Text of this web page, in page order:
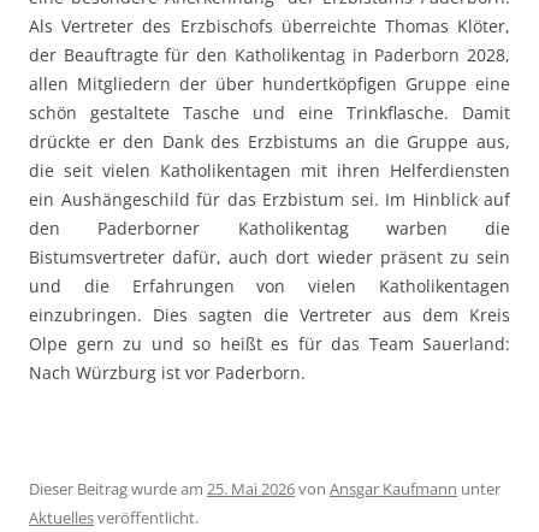
Als Vertreter des Erzbischofs überreichte Thomas Klöter,
der Beauftragte für den Katholikentag in Paderborn 2028,
allen Mitgliedern der über hundertköpfigen Gruppe eine
schön gestaltete Tasche und eine Trinkflasche. Damit
drückte er den Dank des Erzbistums an die Gruppe aus,
die seit vielen Katholikentagen mit ihren Helferdiensten
ein Aushängeschild für das Erzbistum sei. Im Hinblick auf
den Paderborner Katholikentag warben die
Bistumsvertreter dafür, auch dort wieder präsent zu sein
und die Erfahrungen von vielen Katholikentagen
einzubringen. Dies sagten die Vertreter aus dem Kreis
Olpe gern zu und so heißt es für das Team Sauerland:
Nach Würzburg ist vor Paderborn.
Dieser Beitrag wurde am 25. Mai 2026von Ansgar Kaufmann unter
Aktuellesveröffentlicht.